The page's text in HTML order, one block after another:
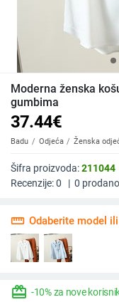
Moderna ženska
gumbima
37.44€
Badu Odjeća Ženska
Šifra proizvoda:211044
Recenzije:0 | 0 prodano
straighten Odaberite model
redeem -10% za nove